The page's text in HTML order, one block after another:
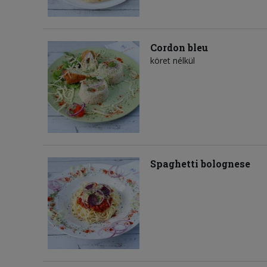
Cordon bleu
köret nélkül
Spaghetti bolognese